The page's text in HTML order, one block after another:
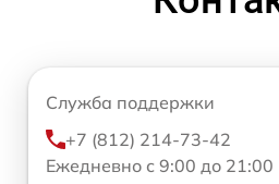
Служба поддержки
+7 (812) 214-73-42
Ежедневно с 9:00 до 21:00